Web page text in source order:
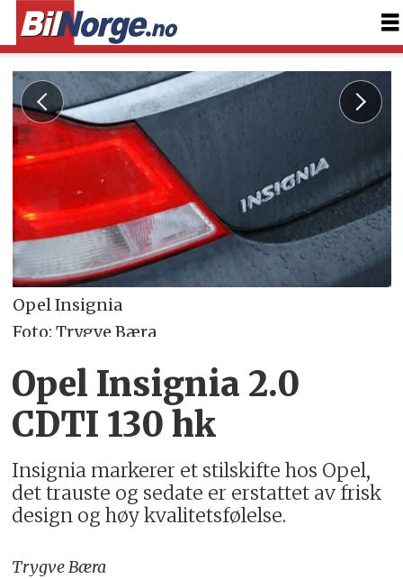
Opel Insignia
Foto: Trygve Bæra
Opel Insignia 2.0
CDTI 130 hk
Insignia markerer et stilskifte hos Opel,
det trauste og sedate er erstattet av frisk
design og høy kvalitetsfølelse.
Trygve Bæra